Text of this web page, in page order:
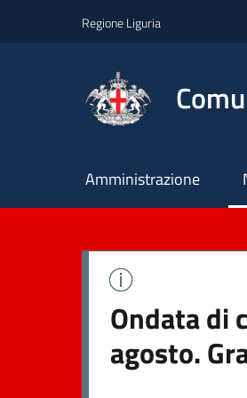
Regione Liguria
Principale
Amministrazione
Ondata di
agosto.